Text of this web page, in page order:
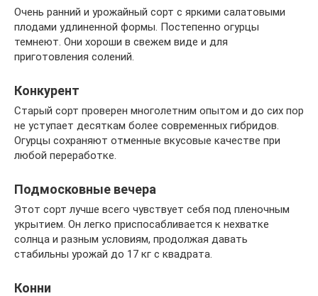
Очень ранний и урожайный сорт с яркими салатовыми
плодами удлиненной формы. Постепенно огурцы
темнеют. Они хороши в свежем виде и для
приготовления солений.
Конкурент
Старый сорт проверен многолетним опытом и до сих пор
не уступает десяткам более современных гибридов.
Огурцы сохраняют отменные вкусовые качестве при
любой переработке.
Подмосковные вечера
Этот сорт лучше всего чувствует себя под пленочным
укрытием. Он легко приспосабливается к нехватке
солнца и разным условиям, продолжая давать
стабильны урожай до 17 кг с квадрата.
Конни